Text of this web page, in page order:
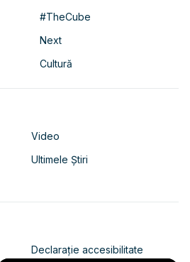
#TheCube
Next
Cultură
Video
Ultimele Știri
Declarație accesibilitate